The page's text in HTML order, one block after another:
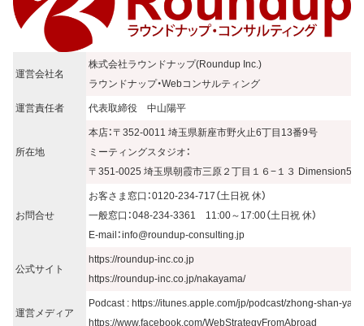
運営会社名
株式会社ラウンドナップ(Roundup Inc.)
ラウンドナップ・Webコンサルティング
運営責任者 代表取締役 中山陽平
所在地
本店：〒352-0011 埼玉県新座市野火止6丁目13番9号
ミーティングスタジオ：
〒351-0025 埼玉県朝霞市三原２丁目１６−１３ Dimension5
お問合せ
お客さま窓口：0120-234-717（土日祝 休）
一般窓口：048-234-3361 11:00～17:00（土日祝 休）
E-mail：info@roundup-consulting.jp
公式サイト
https://roundup-inc.co.jp
https://roundup-inc.co.jp/nakayama/
運営メディア
Podcast : https://itunes.apple.com/jp/podcast/zhong-shan-
https://www.facebook.com/WebStrategyFromAbroad